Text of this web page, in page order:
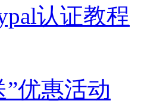
认证教程
”优惠活动